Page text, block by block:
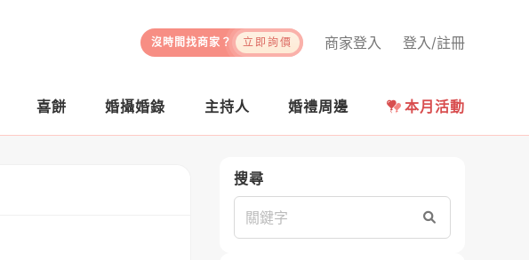
登入/註冊
商家登入
沒時間找商家？ 立即詢價
喜餅 婚攝婚錄 主持人 婚禮周邊 本月活動
搜尋
搜尋